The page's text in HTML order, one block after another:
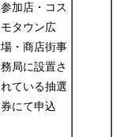
参加店・コス
モタウン広
場・商店街事
務局に設置さ
れている抽選
券にて申込